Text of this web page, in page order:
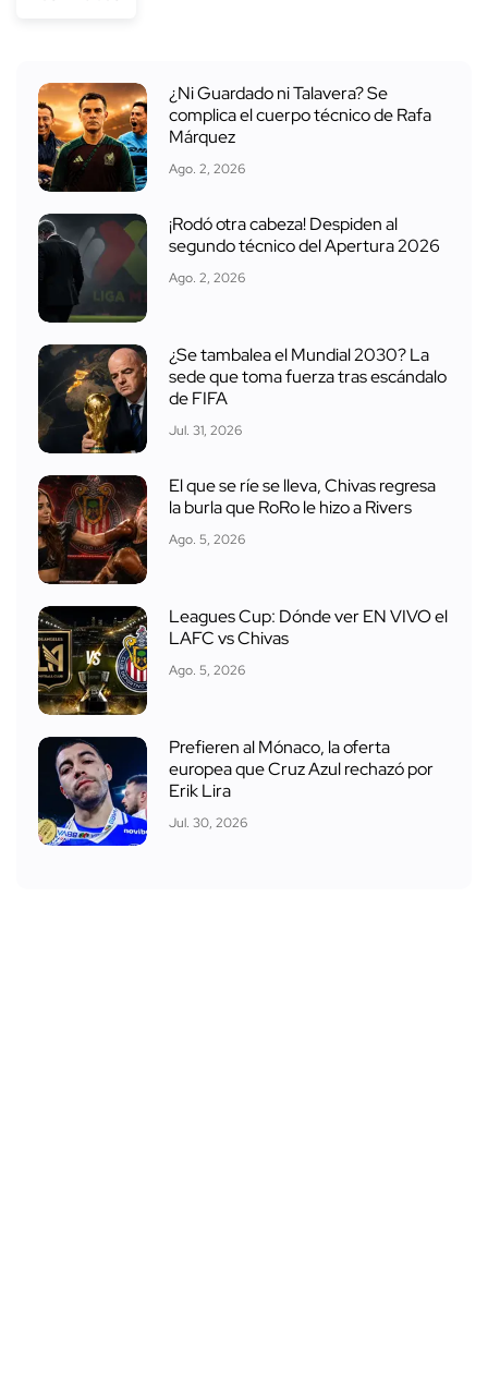
¿Ni Guardado ni Talavera? Se
complica el cuerpo técnico de Rafa
Márquez
Ago. 2, 2026
¡Rodó otra cabeza! Despiden al
segundo técnico del Apertura 2026
Ago. 2, 2026
¿Se tambalea el Mundial 2030? La
sede que toma fuerza tras escándalo
de FIFA
Jul. 31, 2026
El que se ríe se lleva, Chivas regresa
la burla que RoRo le hizo a Rivers
Ago. 5, 2026
Leagues Cup: Dónde ver EN VIVO el
LAFC vs Chivas
Ago. 5, 2026
Prefieren al Mónaco, la oferta
europea que Cruz Azul rechazó por
Erik Lira
Jul. 30, 2026